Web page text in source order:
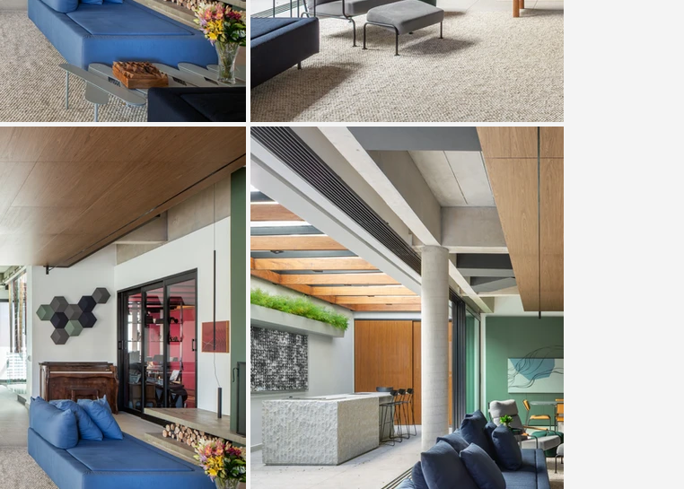
permitem diferentes configurações para jantares intimistas ou festas maiores. Um
balanço no centro da sala reforça o clima leve e descontraído. A cozinha, por sua
vez, mantém certa reserva, mas conta com um passa-prato com portas retráteis
que garantem integração ou isolamento conforme a ocasião.
No exterior, o paisagismo abraça um banco moldado in loco, no mesmo material
do piso, criando unidade no terraço. Uma bancada robusta de pedra bruta marca o
espaço da culinária festiva — ideal para drinks, refeições ao ar livre e encontros
informais.
Para viver — e reviver
A lógica do reaproveitamento permeia todo o projeto. Mobiliários, estantes e
marcenarias foram trazidos da antiga residência e incorporados à nova
configuração, ganhando novos usos. No subsolo, além da garagem, há um salão de
jogos multifuncional, com mesa de bilhar, videogame e atmosfera descontraída.
A combinação de materiais reforça a identidade do projeto. A madeira traz
acolhimento, enquanto a pedra imprime textura. Elementos em metal e cordas,
aplicados na instalação artística desenhada pelo Superlimão que permeia todos os
andares, no vão da escada, criam leveza estrutural e uma instalação arquitetônica
que conecta os pavimentos com ritmo e fluidez.